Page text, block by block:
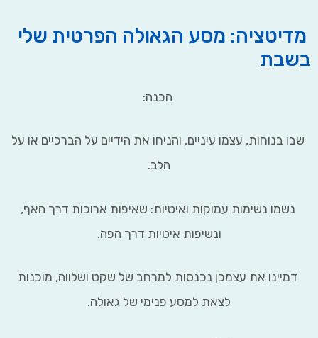
מסע הגאולה הפרטית שלי
הכנה:
בנוחות, עצמו עיניים, והניחו את הידיים על הברכיים או על
נשימות עמוקות ואיטיות: שאיפות ארוכות דרך האף,
ונשיפות איטיות דרך הפה.
את עצמכן נכנסות למרחב של שקט ושלווה, מוכנות
לצאת למסע פנימי של גאולה.